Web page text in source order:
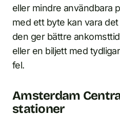
eller mindre användbara
med ett byte kan vara
den ger bättre
eller en biljett med
fel.
Amsterdam
stationer